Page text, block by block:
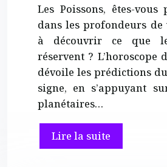
Les Poissons, êtes-
dans les profondeurs de
à découvrir ce que
réservent ? L’horoscope
dévoile les prédictions
signe, en s’appuyant
planétaires…
Lire la suite